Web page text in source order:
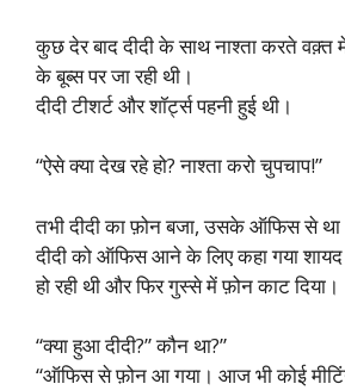
कुछ देर बाद दीदी के साथ नाश्ता करते वक़्त
के बूब्स पर जा रही थी।
दीदी टीशर्ट और शॉर्ट्स पहनी हुई थी।
“ऐसे क्या देख रहे हो? नाश्ता करो चुपचाप!”
तभी दीदी का फ़ोन बजा, उसके ऑफिस से
दीदी को ऑफिस आने के लिए कहा गया शायद
हो रही थी और फिर गुस्से में फ़ोन काट दिया।
“क्या हुआ दीदी?” कौन था?”
“ऑफिस से फ़ोन आ गया। आज भी कोई